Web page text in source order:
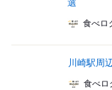
選
食べロ
川崎駅周
食べロ